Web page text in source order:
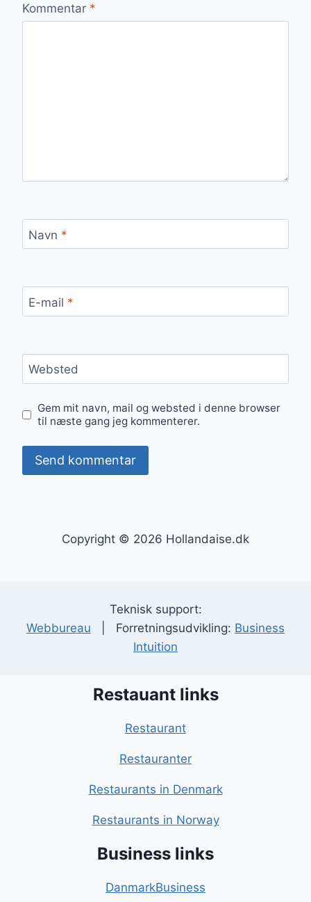
Kommentar *
Navn *
E-mail *
Websted
Gem mit navn, mail og websted i denne browser
til næste gang jeg kommenterer.
Copyright © 2026 Hollandaise.dk
Teknisk support:
Webbureau | Forretningsudvikling: Business
Intuition
Restauant links
Restaurant
Restauranter
Restaurants in Denmark
Restaurants in Norway
Business links
DanmarkBusiness